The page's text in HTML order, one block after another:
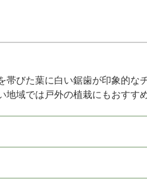
びた葉に白い鋸歯が印象的な
域では戸外の植栽にもおすすめ